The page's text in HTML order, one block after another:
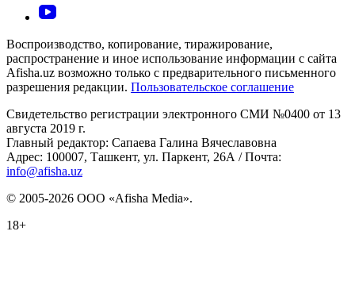
Воспроизводство, копирование, тиражирование,
распространение и иное использование информации с сайта
Afisha.uz возможно только с предварительного письменного
разрешения редакции. Пользовательское соглашение
Свидетельство регистрации электронного СМИ №0400 от 13
августа 2019 г.
Главный редактор: Сапаева Галина Вячеславовна
Адрес: 100007, Ташкент, ул. Паркент, 26А / Почта:
info@afisha.uz
© 2005-2026 ООО «Afisha Media».
18+